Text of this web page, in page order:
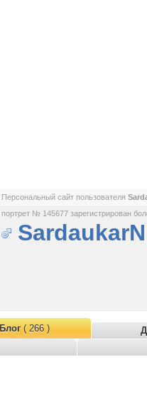
Персональный сайт пользователя
портрет № 145677 зарегистрирован
Блог( 266 )